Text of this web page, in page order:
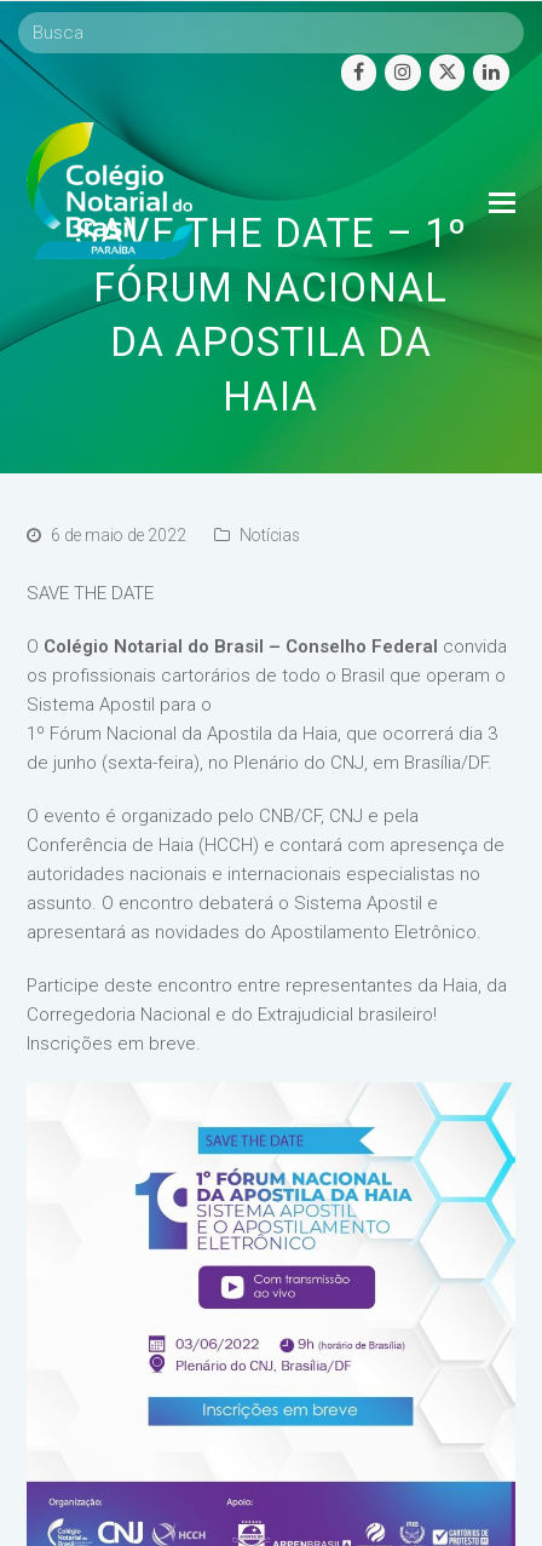
facebookinstagram
twitter
SAVE THE DATE – 1º
FÓRUM NACIONAL
DA APOSTILA DA
HAIA
6 de maio de 2022 Notícias
SAVE THE DATE
O Colégio Notarial do Brasil – Conselho Federal convida
os profissionais cartorários de todo o Brasil que operam o
Sistema Apostil para o
1º Fórum Nacional da Apostila da Haia, que ocorrerá dia 3
de junho (sexta-feira), no Plenário do CNJ, em Brasília/DF.
O evento é organizado pelo CNB/CF, CNJ e pela
Conferência de Haia (HCCH) e contará com apresença de
autoridades nacionais e internacionais especialistas no
assunto. O encontro debaterá o Sistema Apostil e
apresentará as novidades do Apostilamento Eletrônico.
Participe deste encontro entre representantes da Haia, da
Corregedoria Nacional e do Extrajudicial brasileiro!
Inscrições em breve.